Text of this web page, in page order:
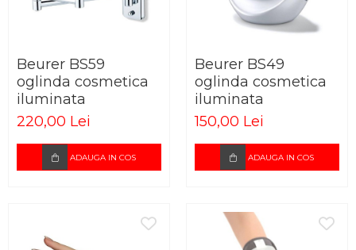
Beurer BS59
oglinda cosmetica
iluminata
220,00 Lei
ADAUGA IN COS
Beurer BS49
oglinda cosmetica
iluminata
150,00 Lei
ADAUGA IN COS